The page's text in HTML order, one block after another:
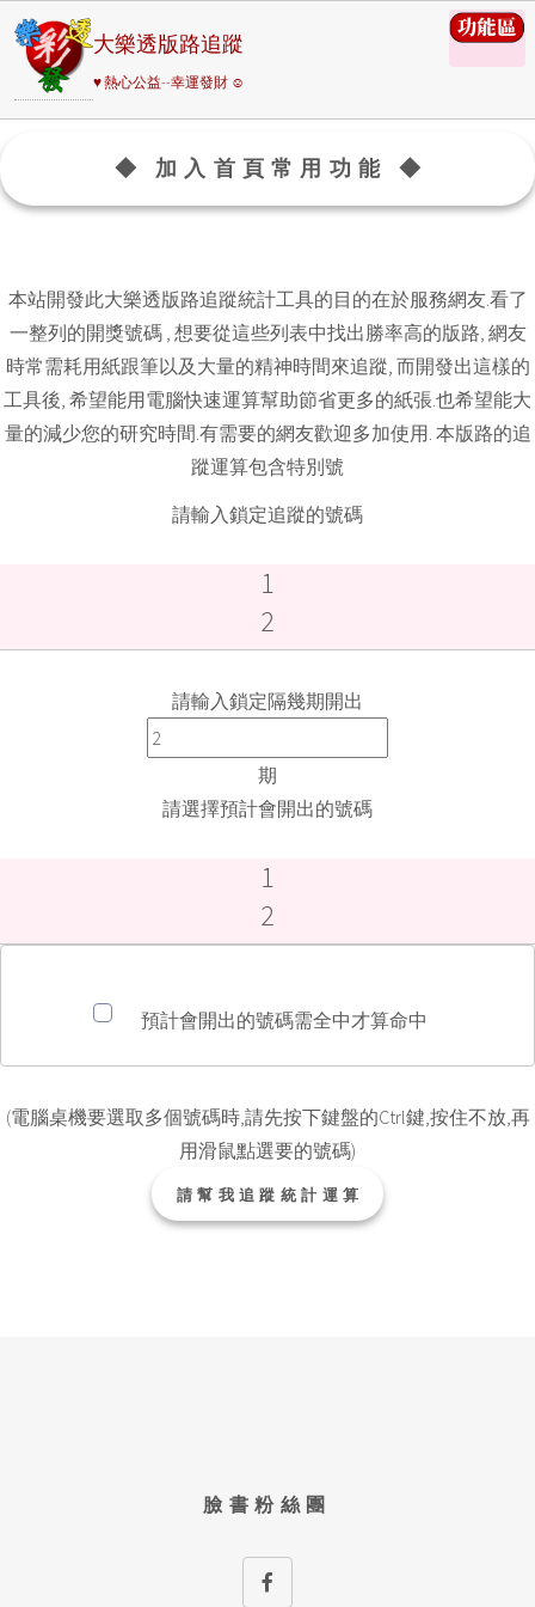
大樂透版路追蹤
♥ 熱心公益--幸運發財 ☺
◆ 加入首頁常用功能 ◆
本站開發此大樂透版路追蹤統計工具的目的在於服務網友.看了
一整列的開獎號碼 , 想要從這些列表中找出勝率高的版路, 網友
時常需耗用紙跟筆以及大量的精神時間來追蹤, 而開發出這樣的
工具後, 希望能用電腦快速運算幫助節省更多的紙張.也希望能大
量的減少您的研究時間.有需要的網友歡迎多加使用. 本版路的追
蹤運算包含特別號
請輸入鎖定追蹤的號碼
請輸入鎖定隔幾期開出
期
請選擇預計會開出的號碼
預計會開出的號碼需全中才算命中
(電腦桌機要選取多個號碼時,請先按下鍵盤的Ctrl鍵,按住不放,再
用滑鼠點選要的號碼)
臉書粉絲團